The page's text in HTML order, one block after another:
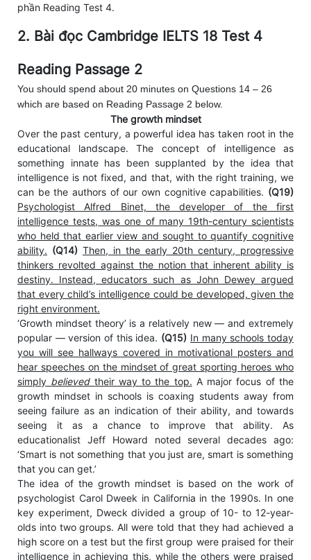
phần Reading Test 4.
2. Bài đọc Cambridge IELTS 18 Test 4
Reading Passage 2
You should spend about 20 minutes on Questions 14 – 26
which are based on Reading Passage 2 below.
The growth mindset
Over the past century, a powerful idea has taken root in the
educational landscape. The concept of intelligence as
something innate has been supplanted by the idea that
intelligence is not fixed, and that, with the right training, we
can be the authors of our own cognitive capabilities. (Q19)
Psychologist Alfred Binet, the developer of the first
intelligence tests, was one of many 19th-century scientists
who held that earlier view and sought to quantify cognitive
ability. (Q14) Then, in the early 20th century, progressive
thinkers revolted against the notion that inherent ability is
destiny. Instead, educators such as John Dewey argued
that every child’s intelligence could be developed, given the
right environment.
‘Growth mindset theory’ is a relatively new — and extremely
popular — version of this idea. (Q15) In many schools today
you will see hallways covered in motivational posters and
hear speeches on the mindset of great sporting heroes who
simply believed their way to the top. A major focus of the
growth mindset in schools is coaxing students away from
seeing failure as an indication of their ability, and towards
seeing it as a chance to improve that ability. As
educationalist Jeff Howard noted several decades ago:
‘Smart is not something that you just are, smart is something
that you can get.’
The idea of the growth mindset is based on the work of
psychologist Carol Dweek in California in the 1990s. In one
key experiment, Dweck divided a group of 10- to 12-year-
olds into two groups. All were told that they had achieved a
high score on a test but the first group were praised for their
intelligence in achieving this, while the others were praised